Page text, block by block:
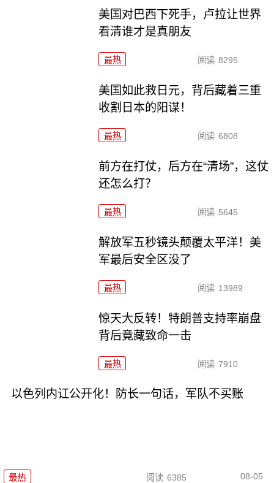
美国对巴西下死手，卢拉让世界
看清谁才是真朋友
最热 阅读 8295
美国如此救日元，背后藏着三重
收割日本的阳谋！
最热 阅读 6808
前方在打仗，后方在“清场”，这仗
还怎么打？
最热 阅读 5645
解放军五秒镜头颠覆太平洋！美
军最后安全区没了
最热 阅读 13989
惊天大反转！特朗普支持率崩盘
背后竟藏致命一击
最热 阅读 7910
以色列内讧公开化！防长一句话，军队不买账
最热 阅读 6385 08-05